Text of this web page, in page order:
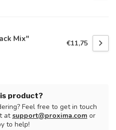
Mix" €11,75
product?
Feel free to get in touch
atsupport@proxima.com or
to help!